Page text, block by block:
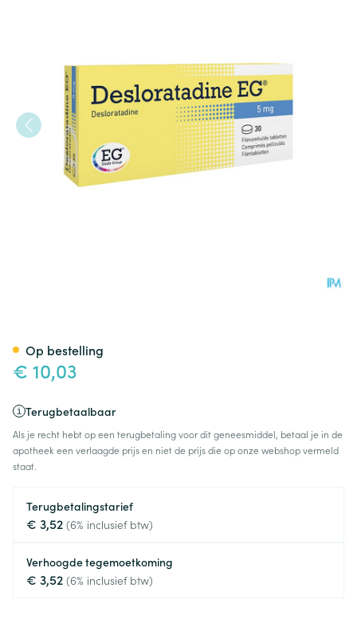
€ 10,03
Terugbetaalbaar
Als je recht hebt op een terugbetaling voor dit geneesmiddel, betaal je in de
apotheek een verlaagde prijs en niet de prijs die op onze webshop vermeld
staat.
Terugbetalingstarief
€ 3,52 (6% inclusief btw)
Verhoogde tegemoetkoming
€ 3,52 (6% inclusief btw)
Op bestelling